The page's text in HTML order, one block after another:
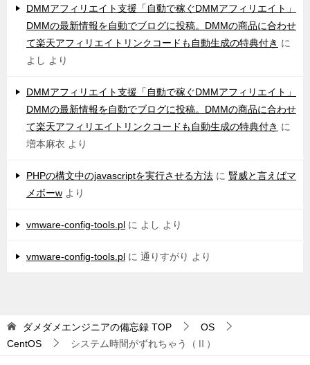
DMMアフィリエイト支援「自動で稼ぐDMMアフィリエイト」
DMMの最新情報を自動でブログに投稿。DMMの商品に合わせ
て楽天アフィリエイトリンクコードも自動生成の特典付き に
よし より
DMMアフィリエイト支援「自動で稼ぐDMMアフィリエイト」
DMMの最新情報を自動でブログに投稿。DMMの商品に合わせ
て楽天アフィリエイトリンクコードも自動生成の特典付き に
増本麻衣 より
PHPの構文中のjavascriptを実行させる方法 に 賢威と言えばマ
メボーw より
vmware-config-tools.pl に よし より
vmware-config-tools.pl に 通りすがり より
ダメダメエンジニアの備忘録 TOP
OS
CentOS
システム時間がずれちゃう（Ⅱ）